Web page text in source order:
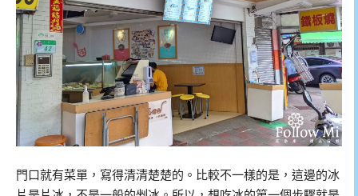
門口就有菜單，寫得清清楚楚的。比較不一樣的是，這邊的冰